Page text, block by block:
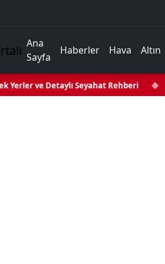
Ana
Sayfa
Haberler Hava Altın
ve Detaylı Seyahat Rehberi ◆